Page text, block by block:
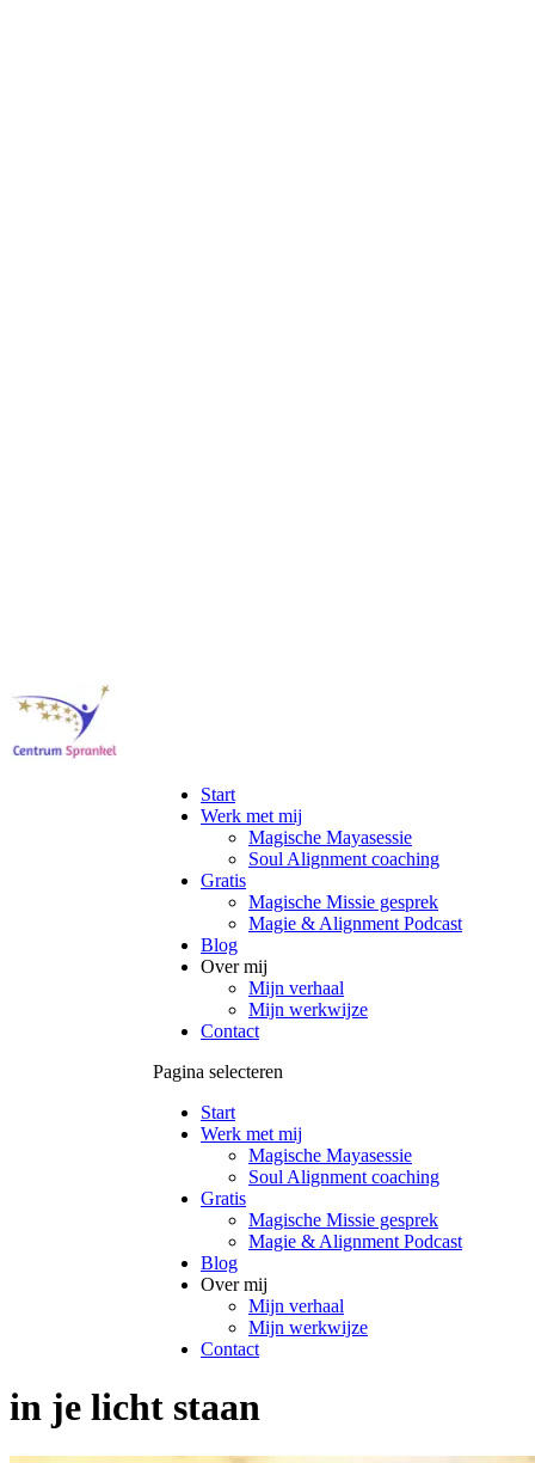
Start
Werk met mij
Magische Mayasessie
Soul Alignment coaching
Gratis
Magische Missie gesprek
Magie & Alignment Podcast
Blog
Over mij
Mijn verhaal
Mijn werkwijze
Contact
Pagina selecteren
Start
Werk met mij
Magische Mayasessie
Soul Alignment coaching
Gratis
Magische Missie gesprek
Magie & Alignment Podcast
Blog
Over mij
Mijn verhaal
Mijn werkwijze
Contact
in je licht staan